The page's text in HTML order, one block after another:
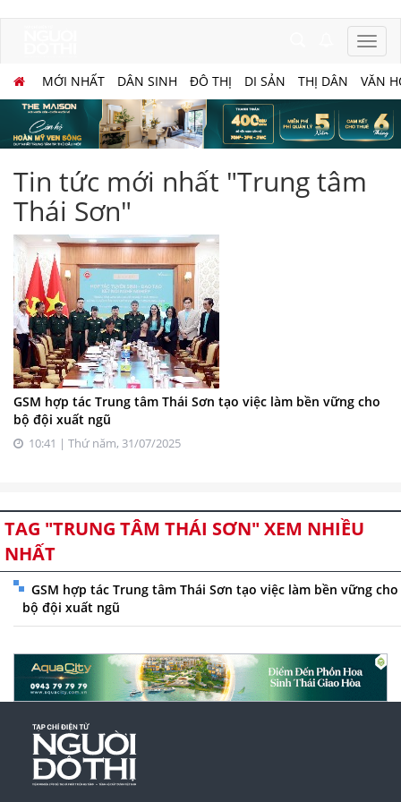
MỚI NHẤT DÂN SINH ĐÔ THỊ DI SẢN THỊ DÂN VĂN
Tin tức mới nhất "Trung tâm
Thái Sơn"
GSM hợp tác Trung tâm Thái Sơn tạo việc làm bền vững cho
bộ đội xuất ngũ
10:41 | Thứ năm, 31/07/2025
TAG "TRUNG TÂM THÁI SƠN" XEM NHIỀU
NHẤT
GSM hợp tác Trung tâm Thái Sơn tạo việc làm bền vững cho
bộ đội xuất ngũ